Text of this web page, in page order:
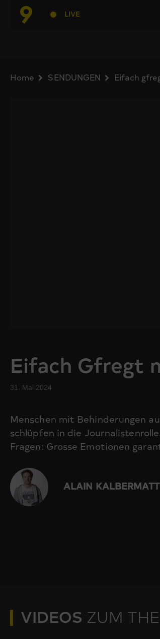
LIVE
Home SENDUNGEN Eifach
Eifach Gfregt
31. Mai 2024
Menschen mit Behinderungen
schlüpfen in die
Fragen: Grosse Emotionen
ALAIN
VIDEOS ZUM